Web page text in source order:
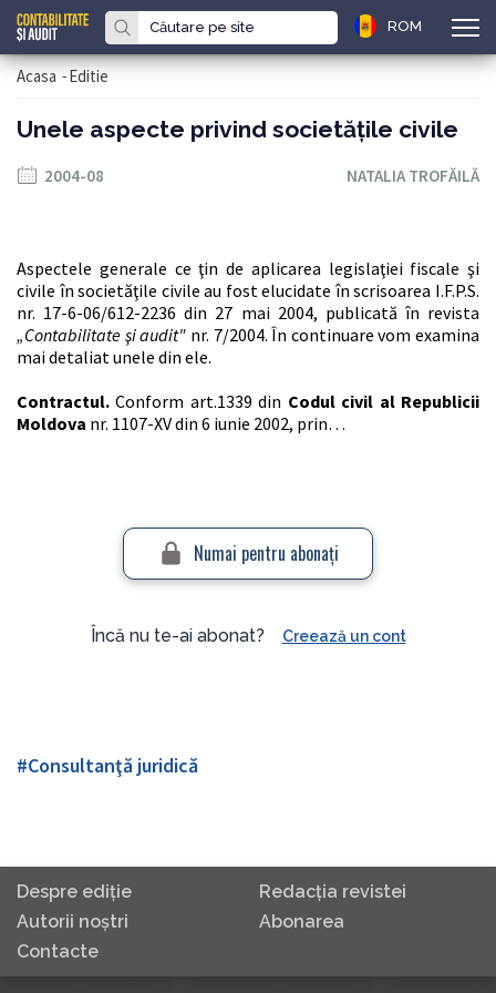
ROM
Acasa -Editie
Unele aspecte privind societăţile civile
2004-08 NATALIA TROFĂILĂ
Aspectele generale ce ţin de aplicarea legislaţiei fiscale şi
civile în societăţile civile au fost elucidate în scrisoarea I.F.P.S.
nr. 17-6-06/612-2236din 27 mai 2004, publicată în revista
„Contabilitate şi audit" nr. 7/2004.În continuare vom examina
mai detaliat unele din ele.
Contractul. Conform art.1339 din Codul civil al Republicii
Moldova nr. 1107-XV din 6 iunie 2002, prin…
Numai pentru abonaţi
Încă nu te-ai abonat? Creează un cont
#Consultanţă juridică
Despre ediţie
Redacţia revistei
Autorii noştri
Abonarea
Contacte